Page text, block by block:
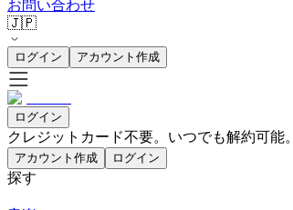
お問い合わせ
🇯🇵
ログイン アカウント作成
ログイン
クレジットカード不要。いつでも解約可能。
アカウント作成 ログイン
探す